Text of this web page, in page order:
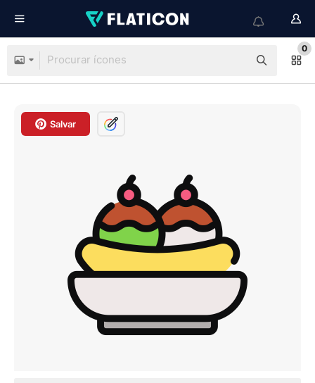
0
Salvar